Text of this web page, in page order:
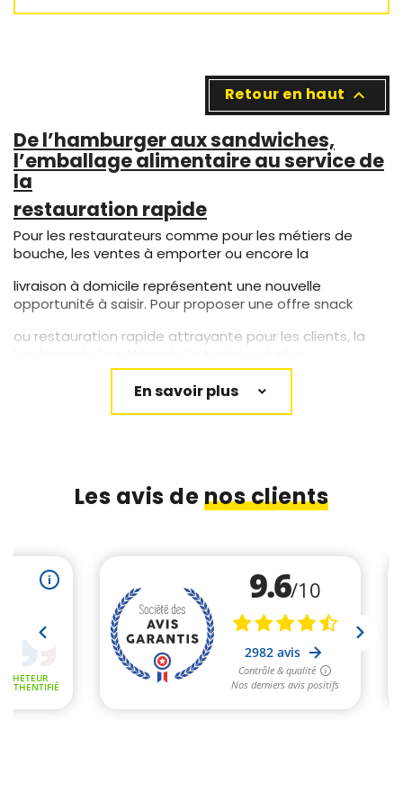
Retour en haut 
De l’hamburger aux sandwiches,
l’emballage alimentaire au service de
la
restauration rapide
Pour les restaurateurs comme pour les métiers de
bouche, les ventes à emporter ou encore la
livraison à domicile représentent une nouvelle
opportunité à saisir. Pour proposer une offre snack
ou restauration rapide attrayante pour les clients, la
généralement les professionnels de la restauration
doivent repenser leur gamme d’emballages
ressemble en rien au conditionnement pour
répondre à de nouvelles exigences. Le sandwich,
comme tous les produits alimentaires, devra ainsi
parfois être emballé et mis en rayon. Pour les
professionnels, le sachet kraft ne sera pas assez
attirant, et le conditionnement du panini ou du burger
devra ainsi être transparent pour attirer l’œil.
Les avis denos clients